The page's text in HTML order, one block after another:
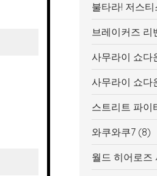
불타라! 저스티
브레이커즈 리
사무라이 쇼다
사무라이 쇼다
스트리트 파이
와쿠와쿠7(8)
월드 히어로즈